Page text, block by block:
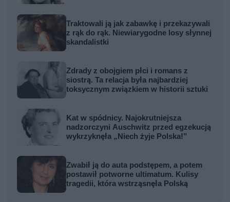
Traktowali ją jak zabawkę i przekazywali
z rąk do rąk. Niewiarygodne losy słynnej
skandalistki
Zdrady z obojgiem płci i romans z
siostrą. Ta relacja była najbardziej
toksycznym związkiem w historii sztuki
Kat w spódnicy. Najokrutniejsza
nadzorczyni Auschwitz przed egzekucją
wykrzyknęła „Niech żyje Polska!”
Zwabił ją do auta podstępem, a potem
postawił potworne ultimatum. Kulisy
tragedii, która wstrząsnęła Polską